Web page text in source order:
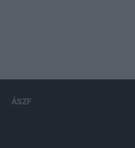
ÁSZF